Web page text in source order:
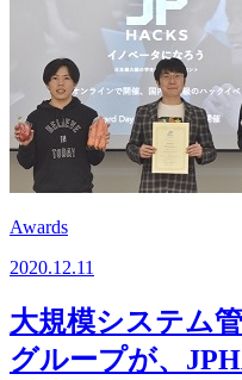
Awards
2020.12.11
⼤規模システム
グループが、